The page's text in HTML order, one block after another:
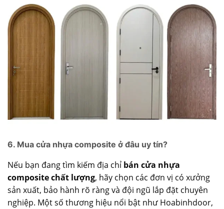
6. Mua cửa nhựa composite ở đâu uy tín?
Nếu bạn đang tìm kiếm địa chỉ bán cửa nhựa
composite chất lượng, hãy chọn các đơn vị có xưởng
sản xuất, bảo hành rõ ràng và đội ngũ lắp đặt chuyên
nghiệp. Một số thương hiệu nổi bật như Hoabinhdoor,